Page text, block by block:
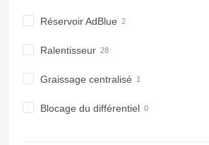
Réservoir AdBlue
Ralentisseur
Graissage centralisé
Blocage du différentiel